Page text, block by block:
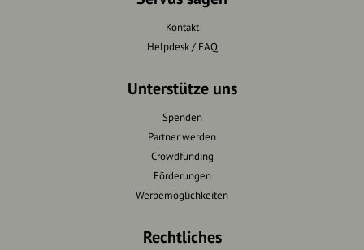
Kontakt
Helpdesk / FAQ
Unterstütze uns
Spenden
Partner werden
Crowdfunding
Förderungen
Werbemöglichkeiten
Rechtliches